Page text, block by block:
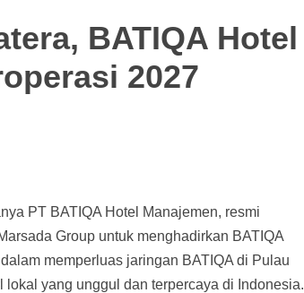
BATIQA Hotel
2027
PT BATIQA Hotel Manajemen, resmi
Group untuk menghadirkan BATIQA
memperluas jaringan BATIQA di Pulau
yang unggul dan terpercaya di Indonesia.